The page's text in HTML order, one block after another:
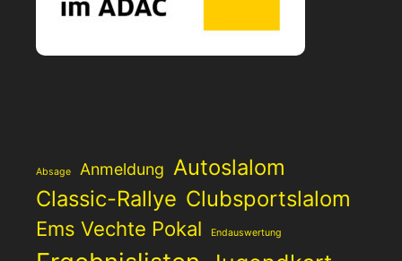
Absage Anmeldung Autoslalom
Classic-Rallye Clubsportslalom
Ems Vechte Pokal Endauswertung